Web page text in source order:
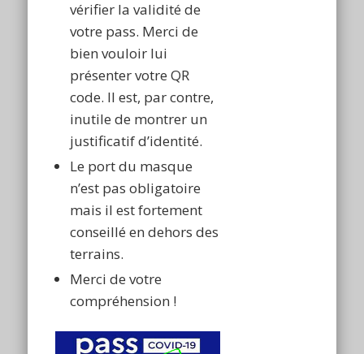
vérifier la validité de
votre pass. Merci de
bien vouloir lui
présenter votre QR
code. Il est, par contre,
inutile de montrer un
justificatif d’identité.
Le port du masque
n’est pas obligatoire
mais il est fortement
conseillé en dehors des
terrains.
Merci de votre
compréhension !